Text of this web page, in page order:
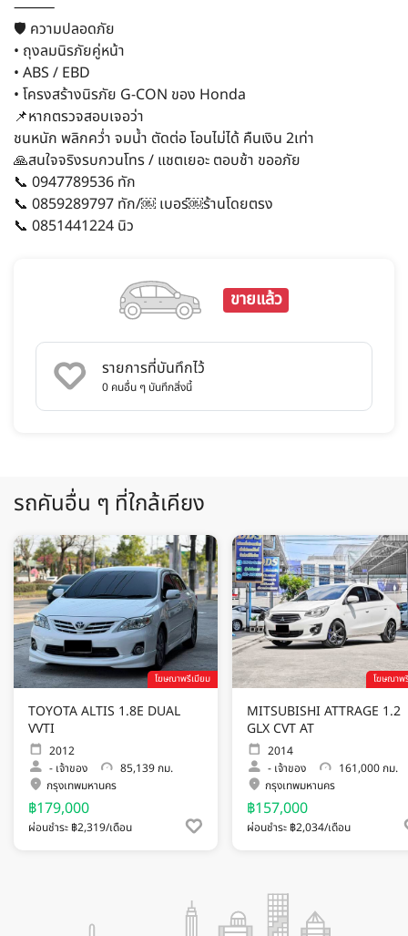
⸻
🛡️ ความปลอดภัย
• ถุงลมนิรภัยคู่หน้า
• ABS / EBD
• โครงสร้างนิรภัย G-CON ของ Honda
📌หากตรวจสอบเจอว่า
ชนหนัก พลิกคว่ำ จมน้ำ ตัดต่อ โอนไม่ได้ คืนเงิน 2เท่า
🙏สนใจจริงรบกวนโทร / แชตเยอะ ตอบช้า ขออภัย
📞 0947789536 ทัก
📞 0859289797 ทัก/￼ เบอร์￼ร้านโดยตรง
📞 0851441224 นิว
ขายแล้ว
รายการที่บันทึกไว้
0 คนอื่น ๆ บันทึกสิ่งนี้
รถคันอื่น ๆ ที่ใกล้เคียง
โฆษณาพรีเมียม
TOYOTA ALTIS 1.8E DUAL
VVTI
2012
- เจ้าของ
85,139 กม.
กรุงเทพมหานคร
฿179,000
ผ่อนชำระ ฿2,319/เดือน
โฆษณาพ
MITSUBISHI ATTRAGE 1.2
GLX CVT AT
2014
- เจ้าของ
161,000 กม.
กรุงเทพมหานคร
฿157,000
ผ่อนชำระ ฿2,034/เดือน